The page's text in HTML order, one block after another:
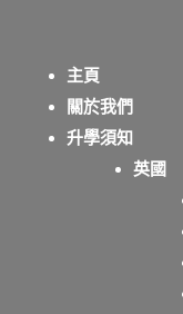
主頁
關於我們
升學須知
英國